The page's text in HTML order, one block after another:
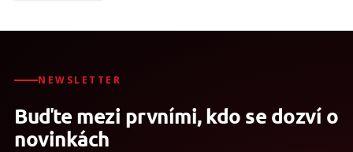
NEWSLETTER
Buďte mezi prvními, kdo se dozví o
novinkách